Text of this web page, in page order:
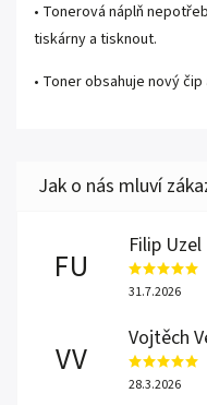
• Tonerová náplň
tiskárny a tisknout.
• Toner obsahuje nový
FU
Filip Uzel
31.7.2026
VV
Vojtěch
28.3.2026